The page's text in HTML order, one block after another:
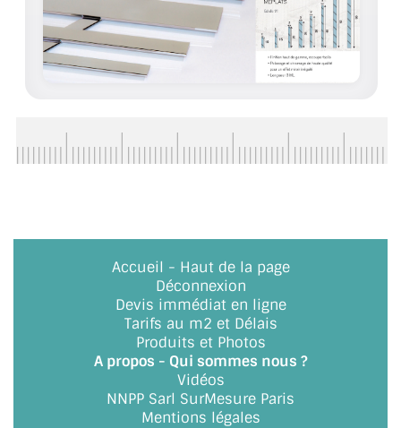
BOUTONS ET POIGNÉES
BARRES DE STABILISATION
FIXATION GARDES CORPS
SYSTÈMES PIVOTANTS
(STROMBINOSCOPE)
ACCESSOIRES EN PROMOTIONS
EXEMPLES, RÉALISATIONS, INSPIRATIONS
COMMENT COUPER DU VERRE ?
Accueil - Haut de la page
Déconnexion
Devis immédiat en ligne
Tarifs au m2 et Délais
Produits et Photos
A propos - Qui sommes nous ?
Vidéos
NNPP Sarl SurMesure Paris
Mentions légales